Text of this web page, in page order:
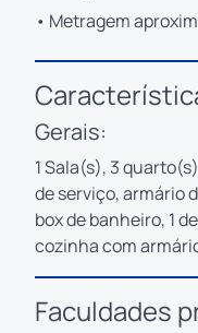
• Metragem
Gerais:
1 Sala(s), 3
de serviço, armário
box de banheiro, 1
cozinha com
Faculdades